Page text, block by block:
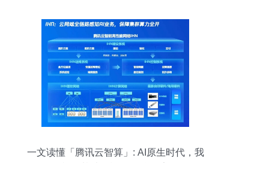
一文读懂「腾讯云智算」: AI原生时代，我